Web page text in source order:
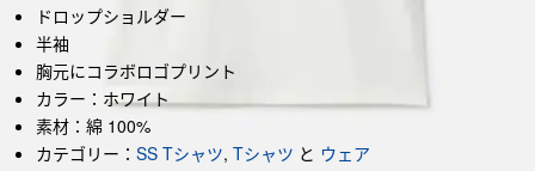
ドロップショルダー
半袖
胸元にコラボロゴプリント
カラー：ホワイト
素材：綿 100%
カテゴリー： SS Tシャツ, Tシャツ と ウェア